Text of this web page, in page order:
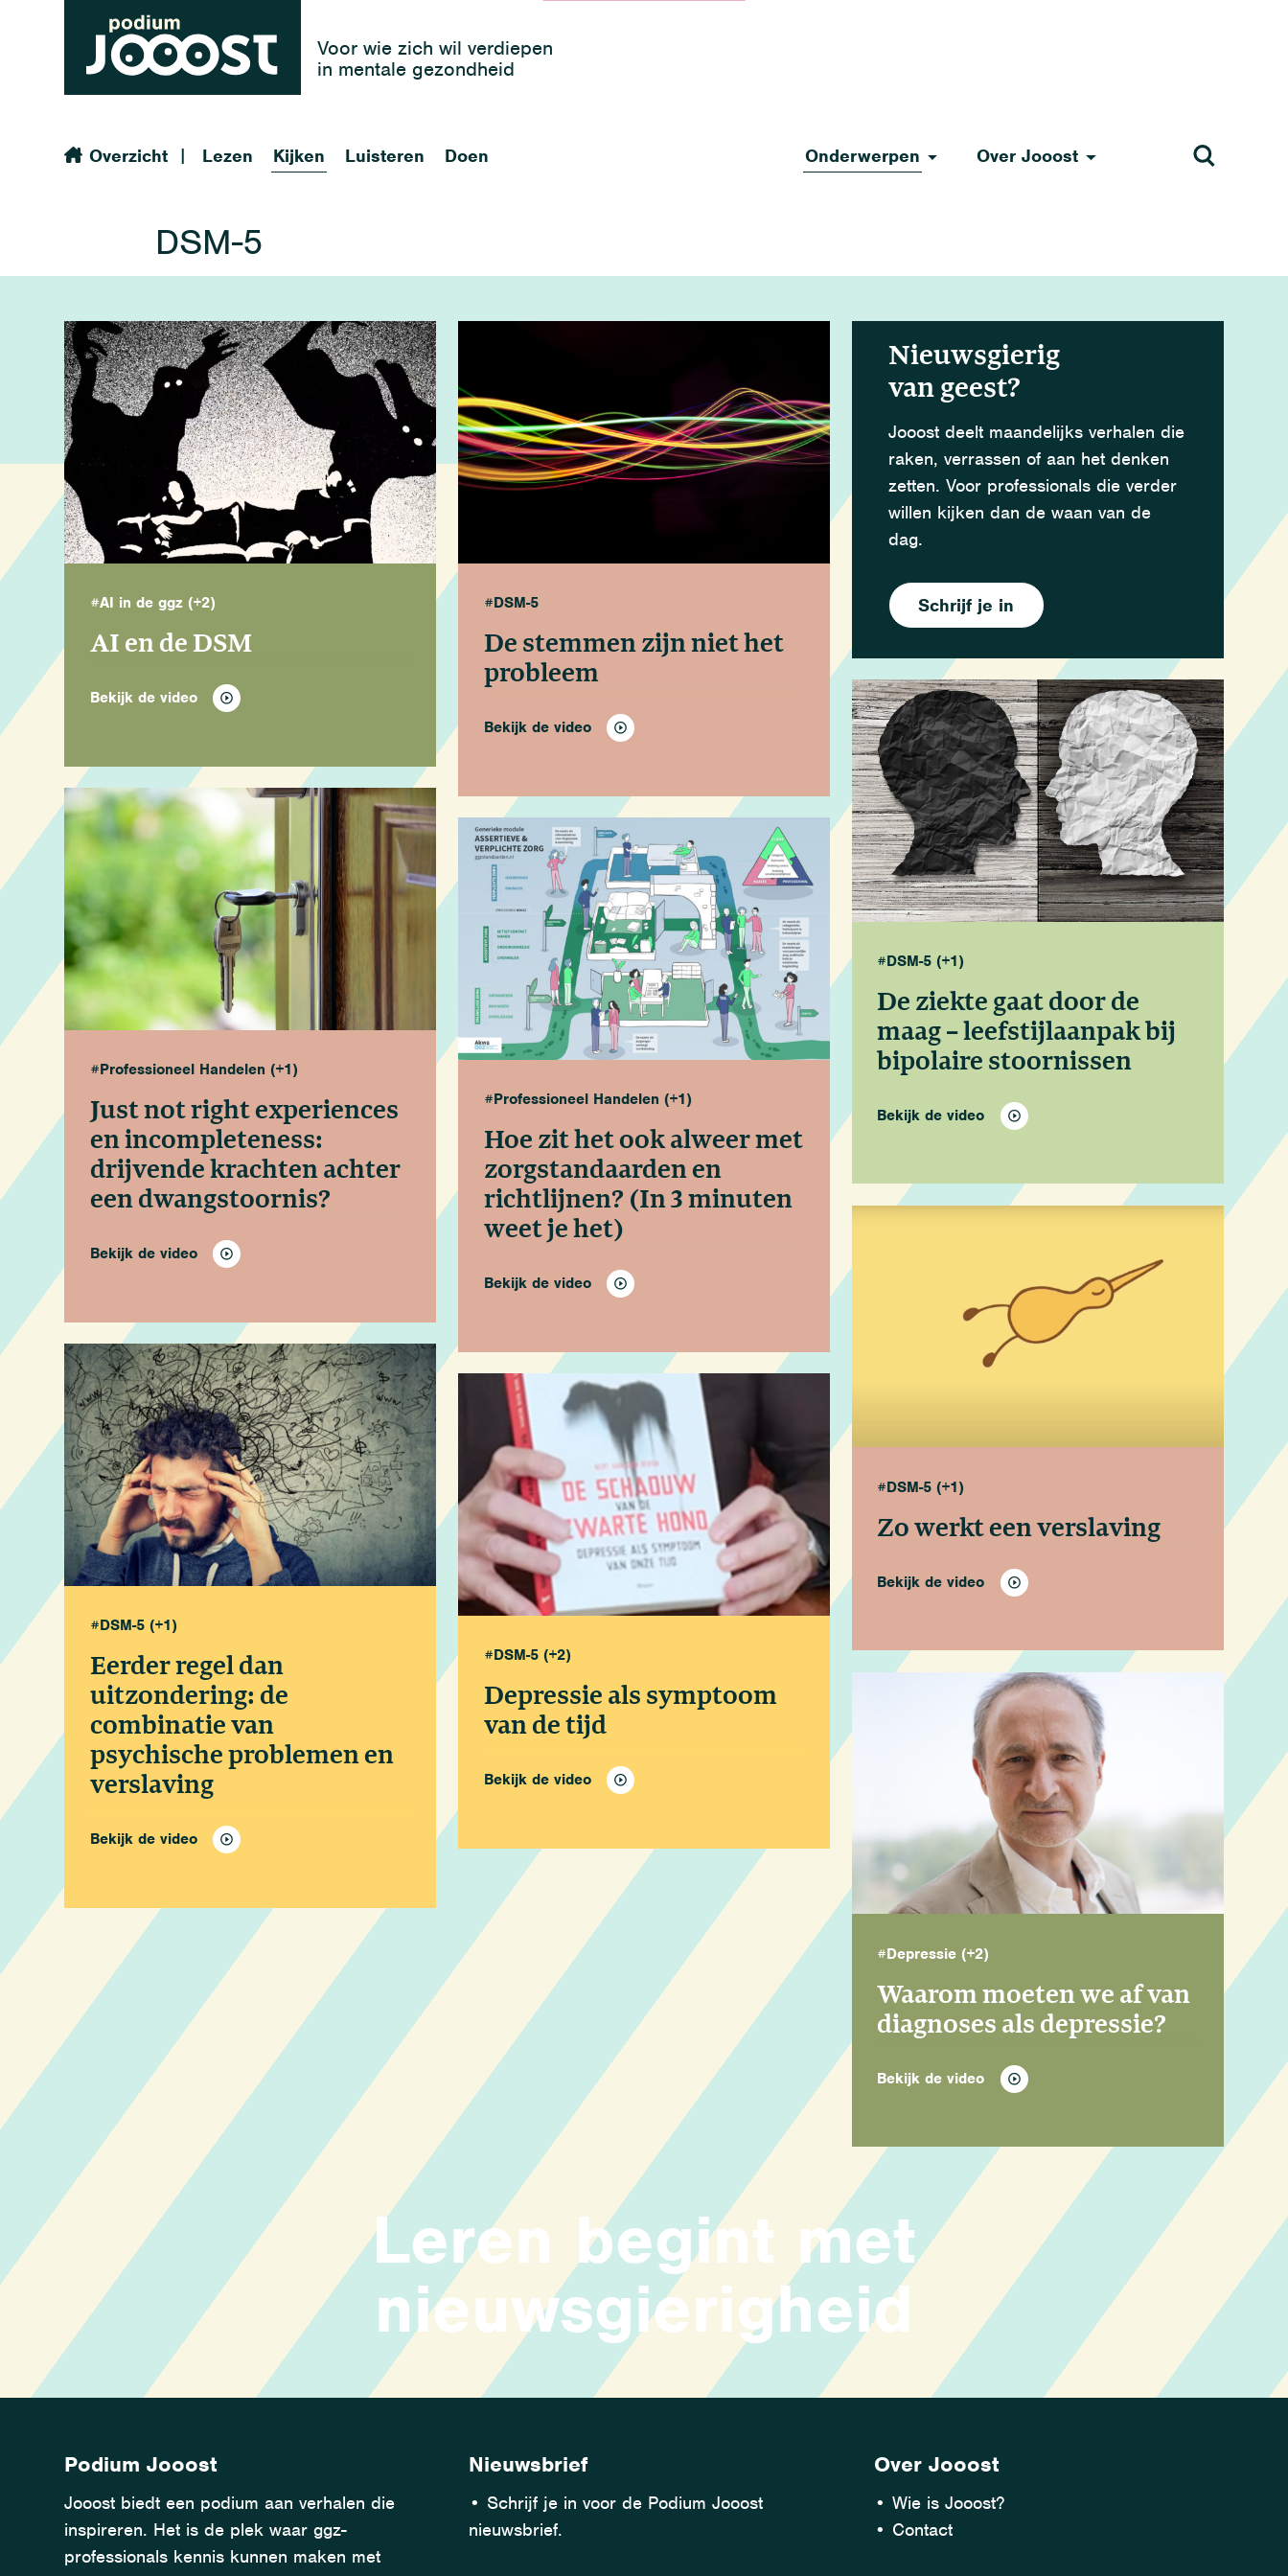
Voor wie zich wil verdiepen
in mentale gezondheid
Overzicht | Lezen Kijken Luisteren Doen Onderwerpen Over Jooost
DSM-5
#AI in de ggz (+2)
AI en de DSM
Bekijk de video
#Professioneel Handelen (+1)
Just not right experiences
en incompleteness:
drijvende krachten achter
een dwangstoornis?
Bekijk de video
#DSM-5 (+1)
Eerder regel dan
uitzondering: de
combinatie van
psychische problemen en
verslaving
Bekijk de video
#DSM-5
De stemmen zijn niet het
probleem
Bekijk de video
#Professioneel Handelen (+1)
Hoe zit het ook alweer met
zorgstandaarden en
richtlijnen? (In 3 minuten
weet je het)
Bekijk de video
#DSM-5 (+2)
Depressie als symptoom
van de tijd
Bekijk de video
Nieuwsgierig
van geest?
Jooost deelt maandelijks verhalen die
raken, verrassen of aan het denken
zetten. Voor professionals die verder
willen kijken dan de waan van de
dag.
Schrijf je in
#DSM-5(+1)
De ziekte gaat door de
maag – leefstijlaanpak bij
bipolaire stoornissen
Bekijk de video
#DSM-5(+1)
Zo werkt een verslaving
Bekijk de video
#Depressie (+2)
Waarom moeten we af van
diagnoses als depressie?
Bekijk de video
Leren begint met
nieuwsgierigheid
Podium Jooost
Jooost biedt een podium aan verhalen die
inspireren. Het is de plek waar ggz-
professionals kennis kunnen maken met
Nieuwsbrief
• Schrijf je in voor de Podium Jooost
nieuwsbrief.
Over Jooost
• Wie is Jooost?
• Contact